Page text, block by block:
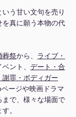
いう甘い文句を売り
を真に願う本物の代
葬祭から、 ライブ・
ント、 デート・合
謝罪・ボディガー
ページや映画ドラマ
で、様々な場面で
。